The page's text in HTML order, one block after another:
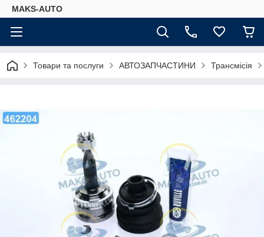
MAKS-AUTO
Товари та послуги АВТОЗАПЧАСТИНИ Трансмісія